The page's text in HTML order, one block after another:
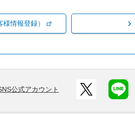
情報登録）
公式アカウント